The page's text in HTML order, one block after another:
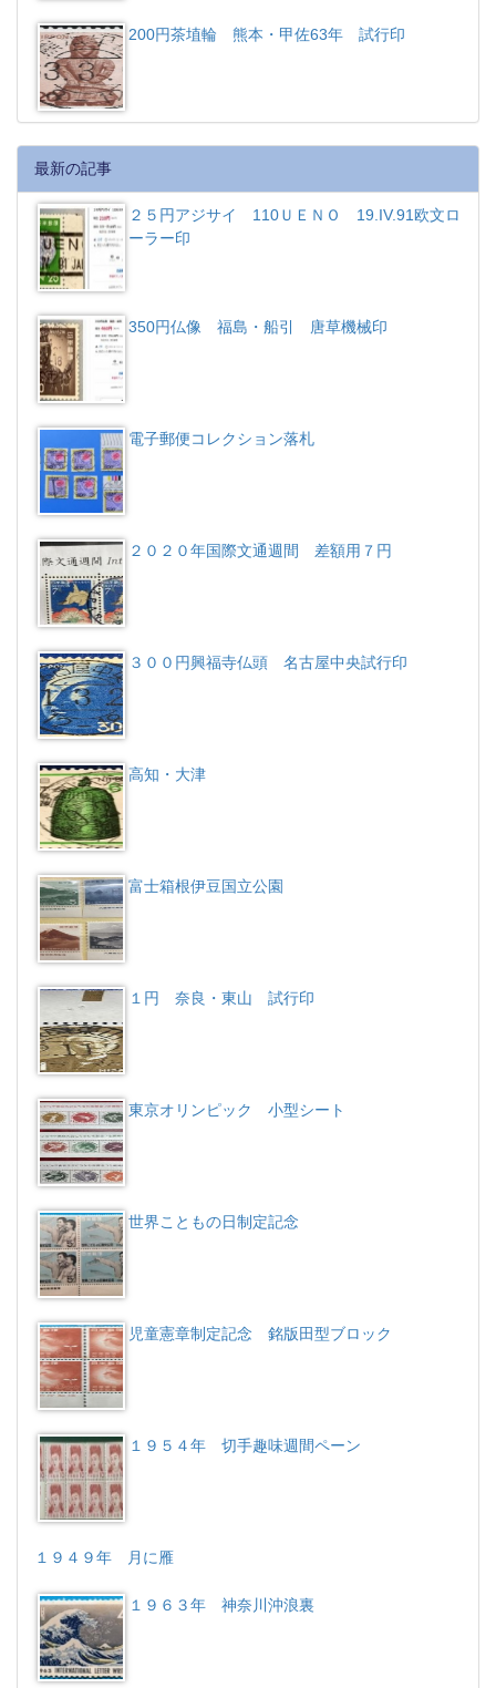
200円茶埴輪 熊本・甲佐63年 試行印
最新の記事
２５円アジサイ 110ＵＥＮＯ 19.IV.91欧文ロ
ーラー印
350円仏像 福島・船引 唐草機械印
電子郵便コレクション落札
２０２０年国際文通週間 差額用７円
３００円興福寺仏頭 名古屋中央試行印
高知・大津
富士箱根伊豆国立公園
１円 奈良・東山 試行印
東京オリンピック 小型シート
世界こともの日制定記念
児童憲章制定記念 銘版田型ブロック
１９５４年 切手趣味週間ペーン
１９４９年 月に雁
１９６３年 神奈川沖浪裏